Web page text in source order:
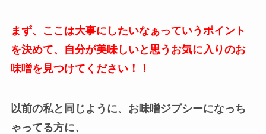
まず、ここは大事にしたいなぁっていうポイント
を決めて、自分が美味しいと思うお気に入りのお
味噌を見つけてください！！
以前の私と同じように、お味噌ジプシーになっち
ゃってる方に、